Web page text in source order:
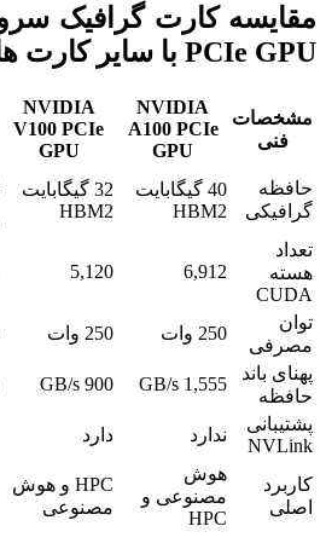
PCIe GPU با سایر کارت های مشابه
مشخصات
فنی
NVIDIA
A100 PCIe
GPU
NVIDIA
V100 PCIe
GPU
حافظه
گرافیکی
40 گیگابایت
HBM2
32 گیگابایت
HBM2
تعداد
هسته
CUDA
6,912
5,120
توان
مصرفی
250 وات 250 وات
پهنای باند
حافظه
1,555 GB/s
900 GB/s
پشتیبانی
NVLink
ندارد دارد
کاربرد
اصلی
هوش
مصنوعی و
HPC
HPC و هوش
مصنوعی